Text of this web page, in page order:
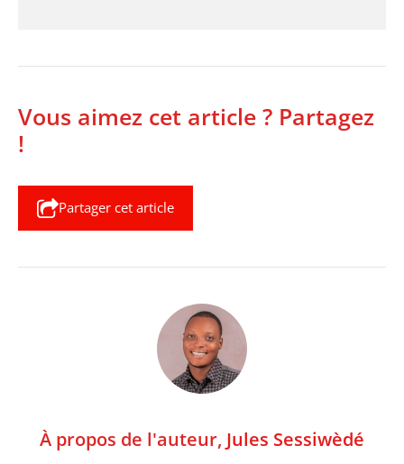
Vous aimez cet article ? Partagez
!
Partager cet article
À propos de l'auteur, Jules Sessiwèdé